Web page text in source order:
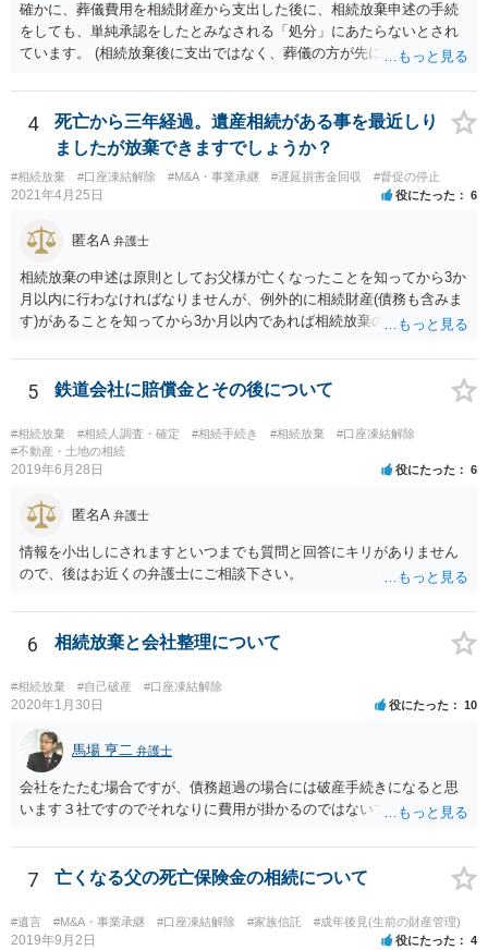
確かに、葬儀費用を相続財産から支出した後に、相続放棄申述の手続
をしても、単純承認をしたとみなされる「処分」にあたらないとされ
ています。 (相続放棄後に支出ではなく、葬儀の方が先に来るのが通常
述の手続ということだと思いますが) ただ、葬儀費用ならいくらでもよ
いということではなく、身分相応の、社会的儀式として当然認められ
る程度の金額に留まると考えた方がよいです。 もし、相続人の皆さん
に葬儀費用を支出する経済力がなく、質素な葬儀を行った費用であれ
ば相続財産から支出しても単純承認と認められない可能性が高いの
で、相続放棄申述が受理される可能性も高いと思います。
4
死亡から三年経過。遺産相続がある事を最近しり
ましたが放棄できますでしょうか？
#相続放棄 #口座凍結解除 #M&A・事業承継 #遅延損害金回収 #督促の停止
2021年4月25日 役にたった 6
匿名A 弁護士
相続放棄の申述は原則としてお父様が亡くなったことを知ってから3か
月以内に行わなければなりませんが、例外的に相続財産(債務も含みま
す)があることを知ってから3か月以内であれば相続放棄の申述が認め
したら、早急に家裁に行って相続放棄の申述をしたい旨告げて必要な
書類を提出されることをおすすめいたします。 なお、お父様の債務が
にあたっては、法テラスの無料相談等を利用して弁護士に相談するこ
とも十分考えられるかと存じます。また、ご記載いただいた事実関係
を拝見するかぎり、再婚相手のかたは既に相続放棄をされている可能
5 鉄道会社に賠償金とその後について
#相続放棄 #相続人調査・確定 #相続手続き #相続放棄
#口座凍結解除
#不動産・土地の相続
2019年6月28日 役にたった 6
匿名A 弁護士
情報を小出しにされますといつまでも質問と回答にキリがありません
ので、後はお近くの弁護士にご相談下さい。
6 相続放棄と会社整理について
#相続放棄 #自己破産 #口座凍結解除
2020年1月30日 役にたった 10
馬場 亨二 弁護士
会社をたたむ場合ですが、債務超過の場合には破産手続きになると思
います３社ですのでそれなりに費用が掛かるのではないでしょうか。
7 亡くなる父の死亡保険金の相続について
#遺言 #M&A・事業承継 #口座凍結解除 #家族信託 #成年後見(生前の財産管理)
2019年9月2日 役にたった 4